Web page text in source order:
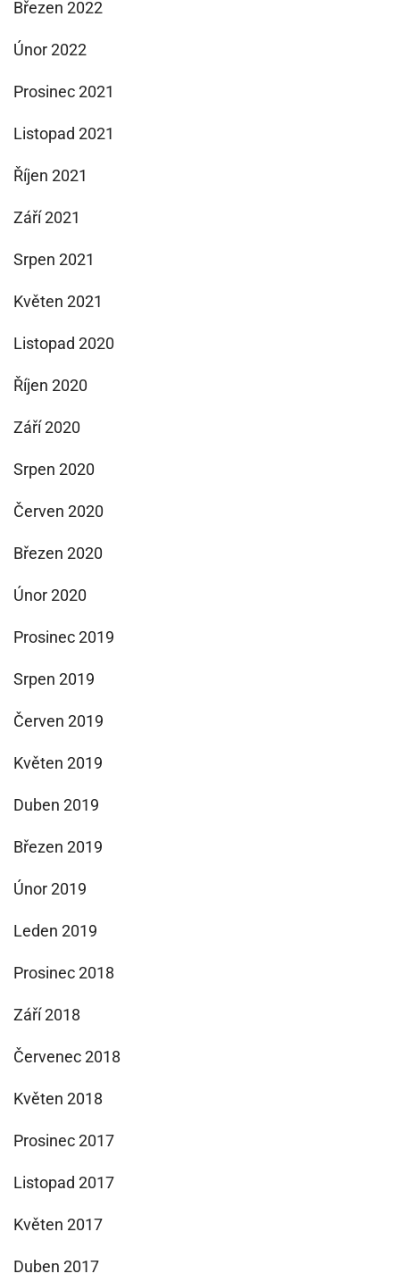
Březen 2022
Únor 2022
Prosinec 2021
Listopad 2021
Říjen 2021
Září 2021
Srpen 2021
Květen 2021
Listopad 2020
Říjen 2020
Září 2020
Srpen 2020
Červen 2020
Březen 2020
Únor 2020
Prosinec 2019
Srpen 2019
Červen 2019
Květen 2019
Duben 2019
Březen 2019
Únor 2019
Leden 2019
Prosinec 2018
Září 2018
Červenec 2018
Květen 2018
Prosinec 2017
Listopad 2017
Květen 2017
Duben 2017